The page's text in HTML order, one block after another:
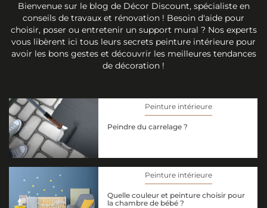
Bienvenue sur le blog de Décor Discount, spécialiste en
conseils de travaux et rénovation ! Besoin d'aide pour
choisir, poser ou entretenir un support mural ? Nos experts
vous libèrent ici tous leurs secrets peinture intérieure pour
avoir les bons gestes et découvrir les meilleures tendances
de décoration !
Peinture intérieure
Peindre du carrelage ?
Peinture intérieure
Quelle couleur et peinture choisir pour
la chambre de bébé ?